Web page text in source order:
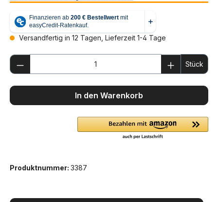
Versandfertig in 12 Tagen, Lieferzeit 1-4 Tage
Produkt Anzahl: Gib den gewünschten
Stück
In den Warenkorb
Produktnummer: 3387